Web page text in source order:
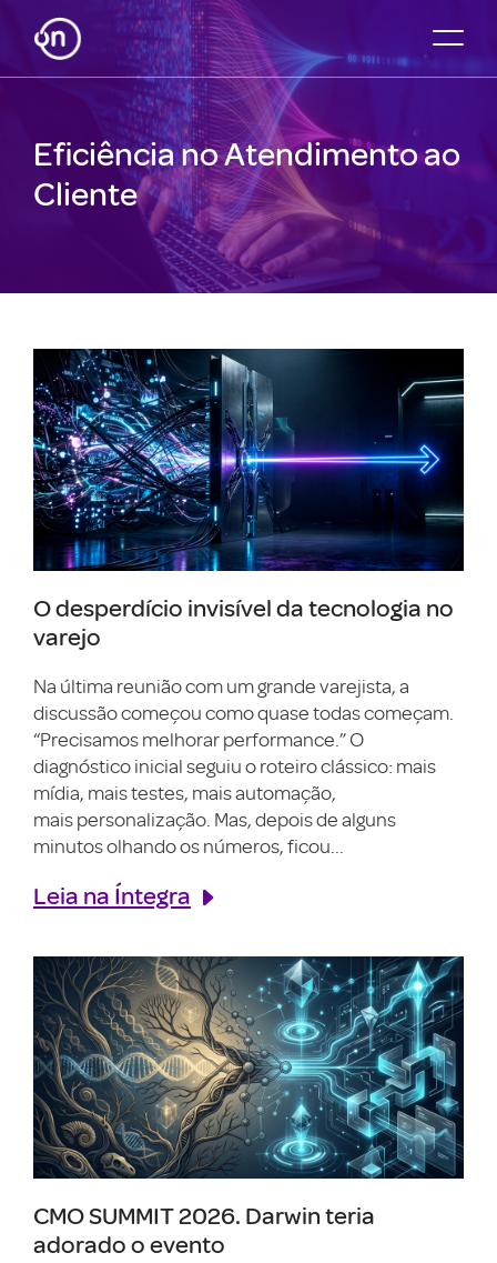
Eficiência no Atendimento ao
Cliente
O desperdício invisível da tecnologia no
varejo
Na última reunião com um grande varejista, a
discussão começou como quase todas começam.
“Precisamos melhorar performance.” O
diagnóstico inicial seguiu o roteiro clássico: mais
mídia, mais testes, mais automação,
mais personalização. Mas, depois de alguns
minutos olhando os números, ficou...
Leia na Íntegra
CMO SUMMIT 2026. Darwin teria
adorado o evento